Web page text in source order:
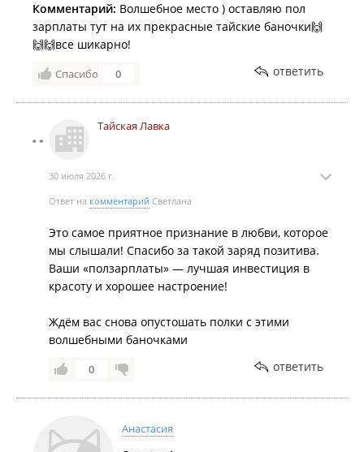
Комментарий: Волшебное место ) оставляю пол
зарплаты тут на их прекрасные тайские баночки🙌
🙌🙌все шикарно!
Спасибо 0 ответить
Тайская Лавка
30 июля 2026 г.
Ответ на комментарий Светлана
Это самое приятное признание в любви, которое
мы слышали! Спасибо за такой заряд позитива.
Ваши «ползарплаты» — лучшая инвестиция в
красоту и хорошее настроение!
Ждём вас снова опустошать полки с этими
волшебными баночками
0 ответить
Анастасия